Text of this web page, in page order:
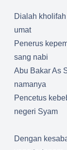
Dialah
umat
Penerus
sang nabi
Abu Bakar As
namanya
Pencetus
negeri Syam
Dengan